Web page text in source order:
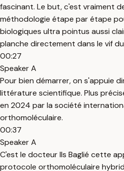
fascinant. Le but, c'est vraiment
méthodologie étape par étape
biologiques ultra pointus aussi
planche directement dans le vif
00:27
Speaker A
Pour bien démarrer, on s'appuie
littérature scientifique. Plus
en 2024 par la société
orthomoléculaire.
00:37
Speaker A
C'est le docteur Ils Baglié cette
protocole orthomoléculaire